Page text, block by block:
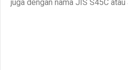
juga dengan nama JIS S45C